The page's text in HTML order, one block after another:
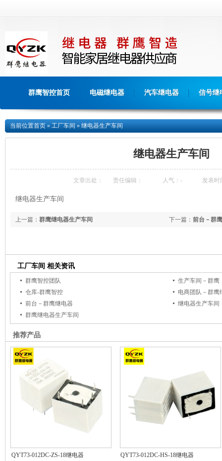
群鹰智控首页 电磁继电器 汽车继电器 信号继
当前位置首页»工厂车间»继电器生产车间
继电器生产车间
文章出处： 责任编辑： 人气： - 发表时
继电器生产车间
下一篇： 前台－群
上一篇： 群鹰继电器生产车间
工厂车间 相关资讯
群鹰智控团队
生产车间－群鹰
仓库-群鹰智控
电商团队－群鹰
前台－群鹰继电器
继电器生产车间
群鹰继电器生产车间
推荐产品
QYT73-012DC-ZS-18继电器 QYT73-012DC-HS-18继电器